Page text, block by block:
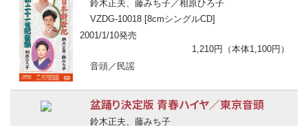
鈴木正夫、藤みち子／相原ひろ子
VZDG-10018 [8cmシングルCD]
2001/1/10発売
1,210円（本体1,100円）
音頭／民謡
盆踊り決定版 青春ハイヤ／東京音頭
鈴木正夫、藤みち子